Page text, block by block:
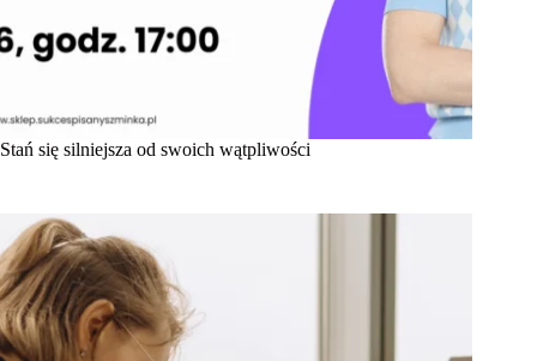
Stań się silniejsza od swoich wątpliwości